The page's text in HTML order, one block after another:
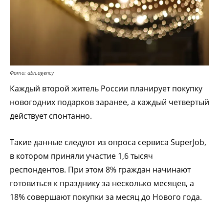
Фото: abn.agency
Каждый второй житель России планирует покупку
новогодних подарков заранее, а каждый четвертый
действует спонтанно.
Такие данные следуют из опроса сервиса SuperJob,
в котором приняли участие 1,6 тысяч
респондентов. При этом 8% граждан начинают
готовиться к празднику за несколько месяцев, а
18% совершают покупки за месяц до Нового года.